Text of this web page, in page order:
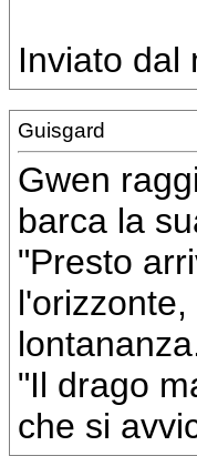
Inviato dal
Guisgard
Gwen
barca la
"Presto
"Il drago
che si